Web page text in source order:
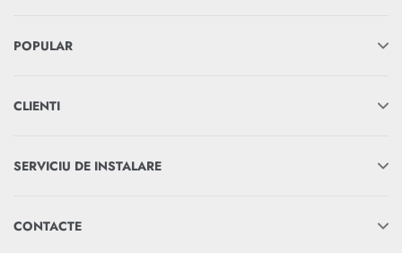
POPULAR
CLIENTI
SERVICIU DE INSTALARE
CONTACTE